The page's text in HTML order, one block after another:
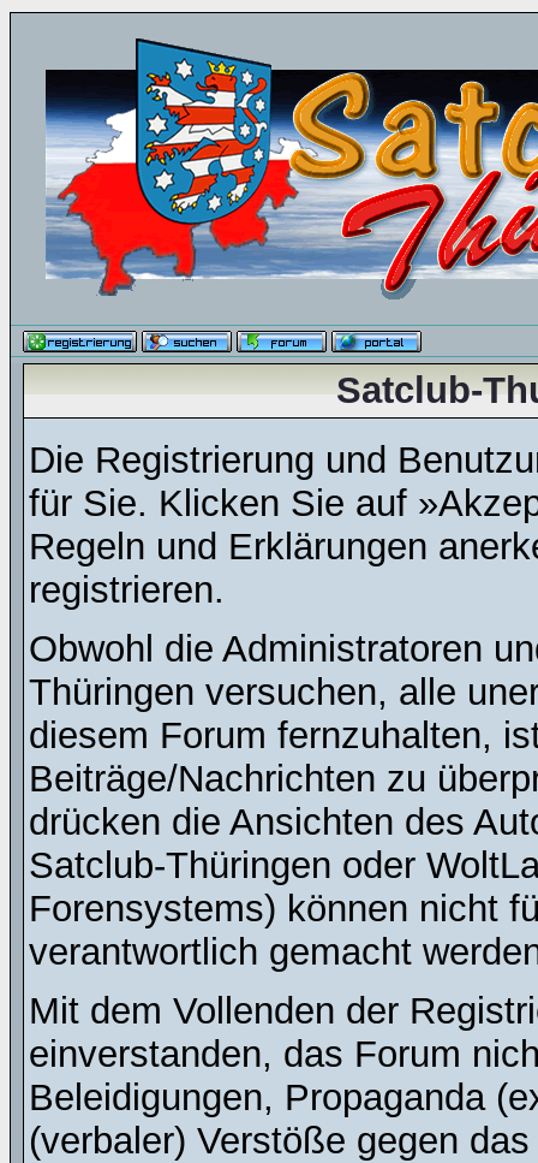
Satclub-
Die Registrierung und
für Sie. Klicken Sie auf
Regeln und Erklärungen
registrieren.
Obwohl die Administratoren
Thüringen versuchen, alle
diesem Forum fernzuhalten,
Beiträge/Nachrichten zu
drücken die Ansichten des
Satclub-Thüringen oder
Forensystems) können nicht
verantwortlich gemacht
Mit dem Vollenden der
einverstanden, das Forum
Beleidigungen, Propaganda
(verbaler) Verstöße gegen